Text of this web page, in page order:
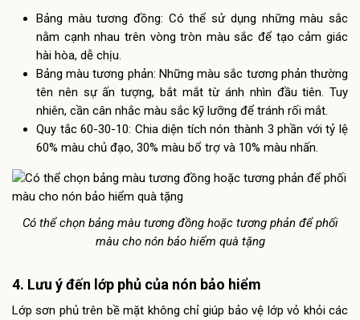
Bảng màu tương đồng: Có thể sử dụng những màu sắc
nằm cạnh nhau trên vòng tròn màu sắc để tạo cảm giác
hài hòa, dễ chịu.
Bảng màu tương phản: Những màu sắc tương phản thường
tên nên sự ấn tượng, bắt mắt từ ánh nhìn đầu tiên. Tuy
nhiên, cần cân nhắc màu sắc kỹ lưỡng để tránh rối mắt.
Quy tắc 60-30-10: Chia diện tích nón thành 3 phần với tỷ lệ
60% màu chủ đạo, 30% màu bổ trợ và 10% màu nhấn.
Có thể chọn bảng màu tương đồng hoặc tương phản để phối
màu cho nón bảo hiểm quà tặng
4. Lưu ý đến lớp phủ của nón bảo hiểm
Lớp sơn phủ trên bề mặt không chỉ giúp bảo vệ lớp vỏ khỏi các